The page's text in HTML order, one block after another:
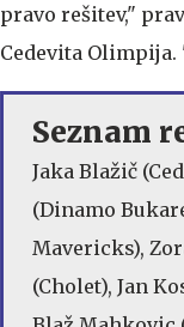
pravo rešitev,"
Cedevita
Seznam
Jaka Blažič
(Dinamo
Mavericks),
(Cholet), Jan